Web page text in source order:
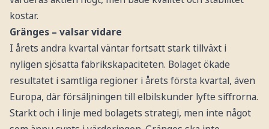
kostar.
Gränges – valsar vidare
I årets andra kvartal väntar fortsatt stark tillväxt i
nyligen sjösatta fabrikskapaciteten. Bolaget ökade
resultatet i samtliga regioner i årets första kvartal, även
Europa, där försäljningen till elbilskunder lyfte siffrorna.
Starkt och i linje med bolagets strategi, men inte något